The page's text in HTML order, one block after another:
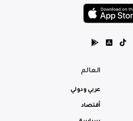
العالم
عربي ودولي
أقتصاد